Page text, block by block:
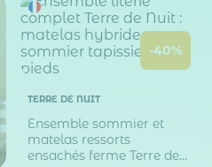
-40%
TERRE DE NUIT
Ensemble sommier et
matelas ressorts
ensachés ferme Terre de